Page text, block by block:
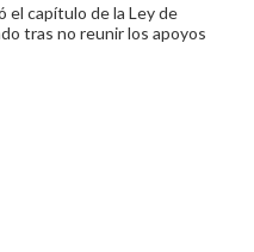
el capítulo de la Ley de
tras no reunir los apoyos